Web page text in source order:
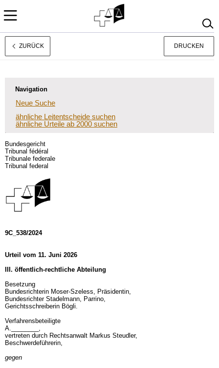
Rechtsprechung
ZURÜCK DRUCKEN
Navigation
Neue Suche
ähnliche Leitentscheide suchen
ähnliche Urteile ab 2000 suchen
Bundesgericht
Tribunal fédéral
Tribunale federale
Tribunal federal
9C_538/2024
Urteil vom 11. Juni 2026
III. öffentlich-rechtliche Abteilung
Besetzung
Bundesrichterin Moser-Szeless, Präsidentin,
Bundesrichter Stadelmann, Parrino,
Gerichtsschreiberin Bögli.
Verfahrensbeteiligte
A.________,
vertreten durch Rechtsanwalt Markus Steudler,
Beschwerdeführerin,
gegen